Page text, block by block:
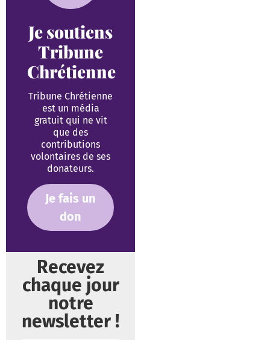
Je soutiens
Tribune
Chrétienne
Tribune Chrétienne
est un média
gratuit qui ne vit
que des
contributions
volontaires de ses
donateurs.
Je fais un
don
Recevez
chaque jour
notre
newsletter !